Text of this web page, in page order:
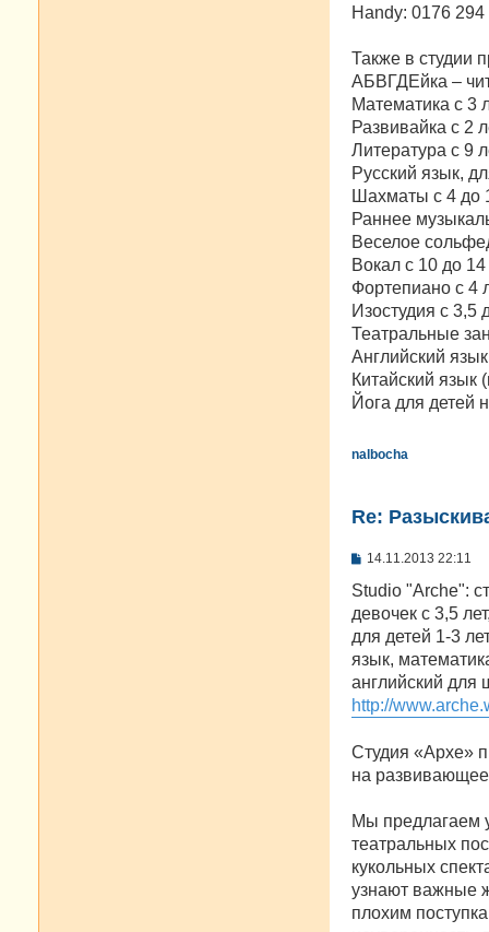
Handy: 0176
Также в студии
АБВГДЕйка –
Математика с 3
Развивайка с 2
Литература с 9
Русский язык,
Шахматы с 4 до
Раннее
Веселое
Вокал с 10 до 14
Фортепиано с 4
Изостудия с 3,5
Театральные
Английский
Китайский язык
Йога для детей
nalbocha
Re:
С
о
щ
е
и
е
14.11.2013 22:11
Studio "Arche":
девочек с 3,5
для детей 1-3
язык,
английский для
http://
Студия «Архе»
на развивающее
Мы предлагаем
театральных
кукольных
узнают важные
плохим